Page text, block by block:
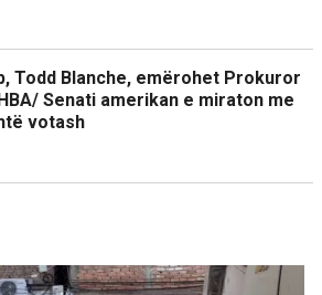
Todd Blanche, emërohet Prokuror
Senati amerikan e miraton me
votash